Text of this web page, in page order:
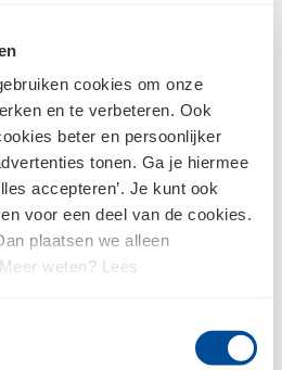
cookies om onze
en te verbeteren. Ook
beter en persoonlijker
tonen. Ga je hiermee
accepteren’. Je kunt ook
voor een deel van de cookies.
plaatsen we alleen
weten? Lees
in maat, gewicht
heeft de koper
Naast het bepaalde in
de hoedanigheid en kwaliteit
bepalingen van de
ondernemer.
te zijn met de montage-
zoals deze luiden op de dag
van de overeenkomst. Koper